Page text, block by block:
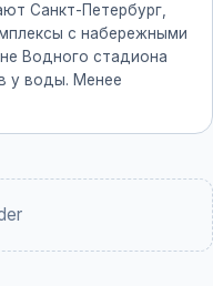
Санкт-Петербург,
с набережными
Водного стадиона
у воды. Менее